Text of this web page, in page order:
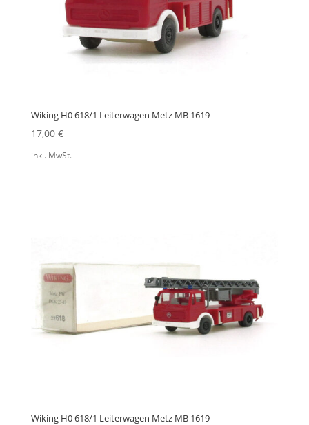
Wiking H0 618/1 Leiterwagen Metz MB 1619
17,00 €
inkl. MwSt.
Wiking H0 618/1 Leiterwagen Metz MB 1619